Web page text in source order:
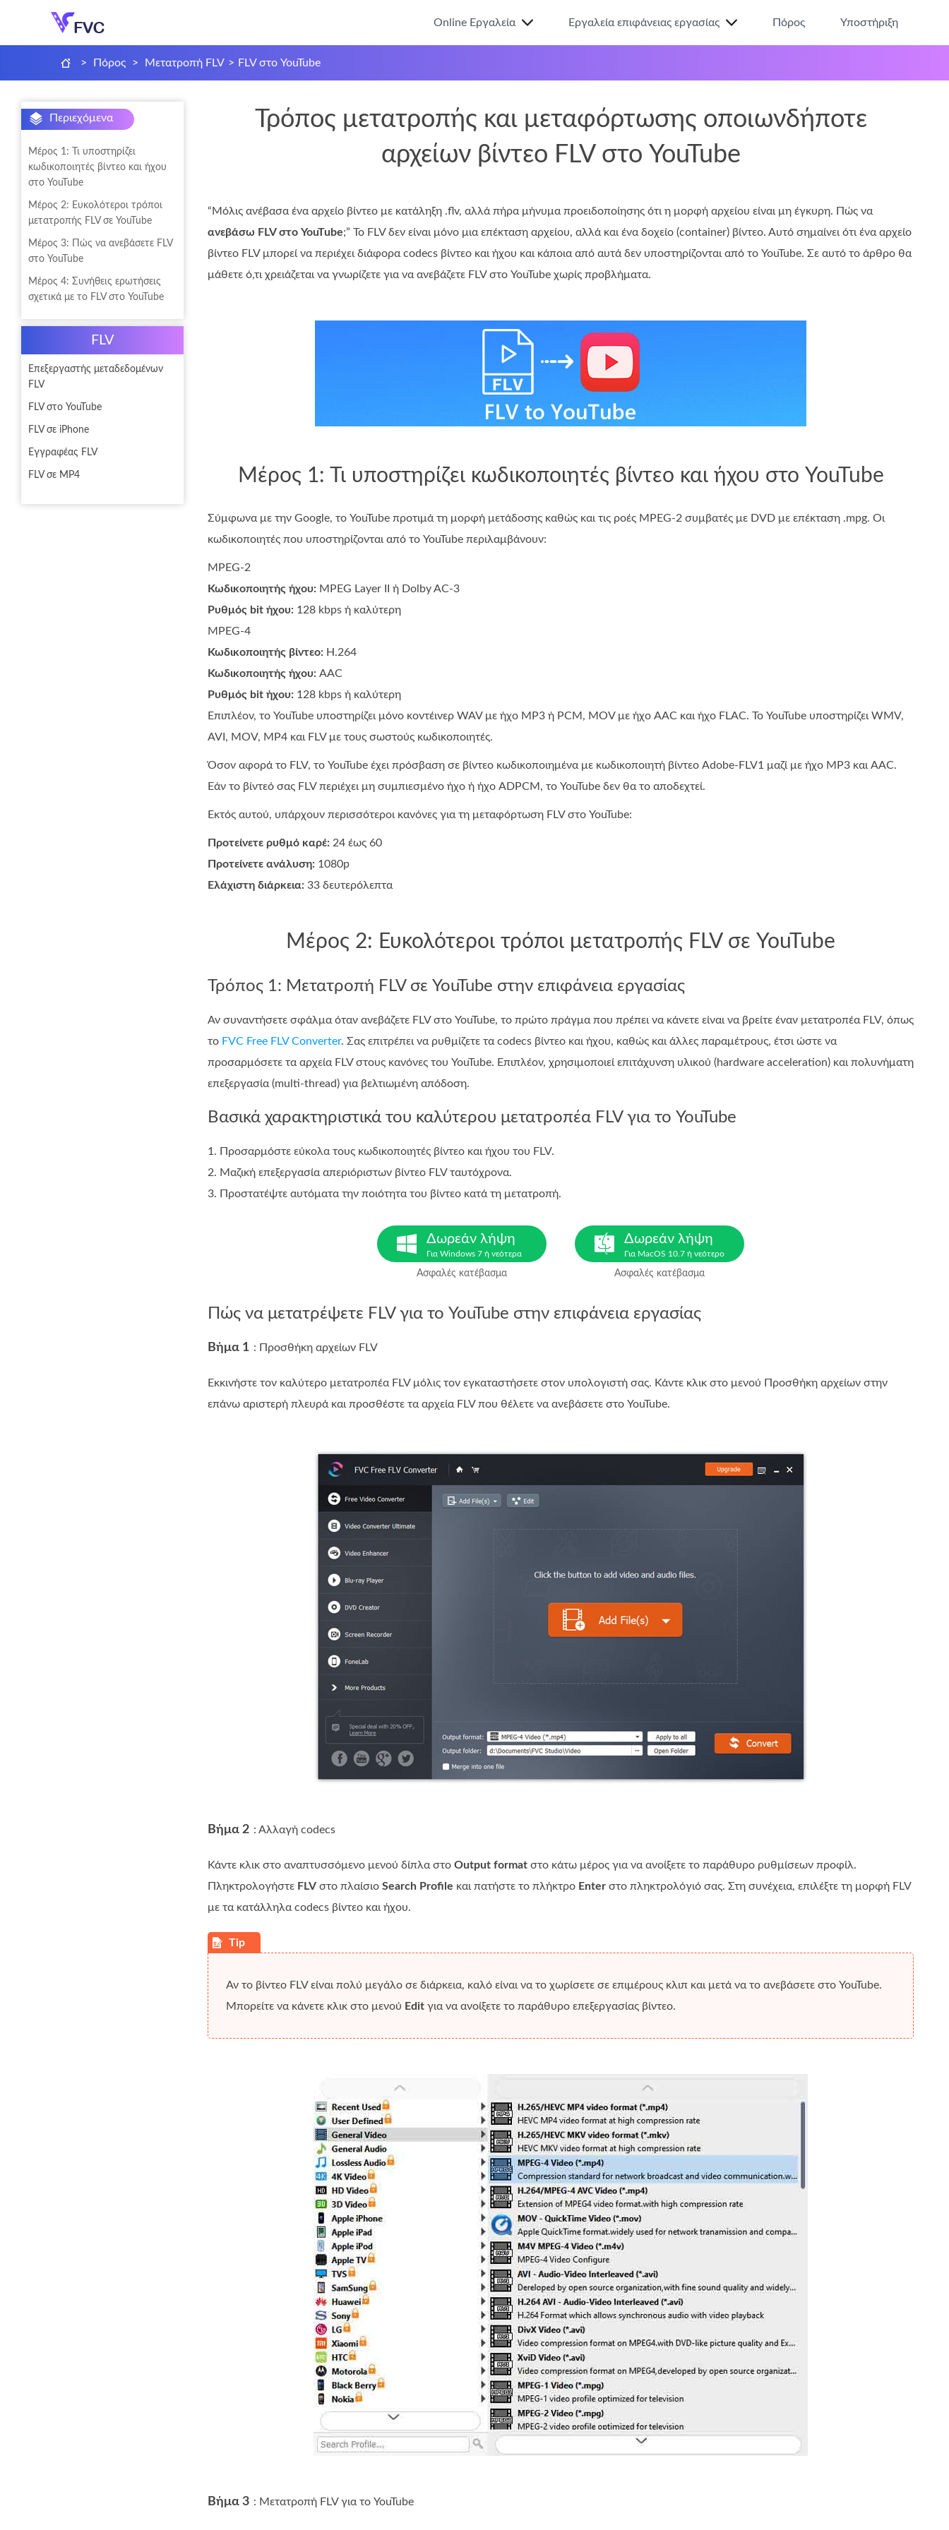
Online Εργαλεία Εργαλεία επιφάνειας εργασίας Πόρος Υποστήριξη
> Πόρος > Μετατροπή FLV > FLV στο YouTube
Περιεχόμενα
Μέρος 1: Τι υποστηρίζει
κωδικοποιητές βίντεο και ήχου
στο YouTube
Μέρος 2: Ευκολότεροι τρόποι
μετατροπής FLV σε YouTube
Μέρος 3: Πώς να ανεβάσετε FLV
στο YouTube
Μέρος 4: Συνήθεις ερωτήσεις
σχετικά με το FLV στο YouTube
FLV
Επεξεργαστής μεταδεδομένων
FLV
FLV στο YouTube
FLV σε iPhone
Εγγραφέας FLV
FLV σε MP4
Τρόπος μετατροπής και μεταφόρτωσης οποιωνδήποτε
αρχείων βίντεο FLV στο YouTube
“Μόλις ανέβασα ένα αρχείο βίντεο με κατάληξη .flv, αλλά πήρα μήνυμα προειδοποίησης ότι η μορφή αρχείου είναι μη έγκυρη. Πώς να
ανεβάσω FLV στο YouTube;” Το FLV δεν είναι μόνο μια επέκταση αρχείου, αλλά και ένα δοχείο (container) βίντεο. Αυτό σημαίνει ότι ένα αρχείο
βίντεο FLV μπορεί να περιέχει διάφορα codecs βίντεο και ήχου και κάποια από αυτά δεν υποστηρίζονται από το YouTube. Σε αυτό το άρθρο θα
μάθετε ό,τι χρειάζεται να γνωρίζετε για να ανεβάζετε FLV στο YouTube χωρίς προβλήματα.
Μέρος 1: Τι υποστηρίζει κωδικοποιητές βίντεο και ήχου στο YouTube
Σύμφωνα με την Google, το YouTube προτιμά τη μορφή μετάδοσης καθώς και τις ροές MPEG-2 συμβατές με DVD με επέκταση .mpg. Οι
κωδικοποιητές που υποστηρίζονται από το YouTube περιλαμβάνουν:
MPEG-2
Κωδικοποιητής ήχου: MPEG Layer II ή Dolby AC-3
Ρυθμός bit ήχου: 128 kbps ή καλύτερη
MPEG-4
Κωδικοποιητής βίντεο: Η.264
Κωδικοποιητής ήχου: AAC
Ρυθμός bit ήχου: 128 kbps ή καλύτερη
Επιπλέον, το YouTube υποστηρίζει μόνο κοντέινερ WAV με ήχο MP3 ή PCM, MOV με ήχο AAC και ήχο FLAC. Το YouTube υποστηρίζει WMV,
AVI, MOV, MP4 και FLV με τους σωστούς κωδικοποιητές.
Όσον αφορά το FLV, το YouTube έχει πρόσβαση σε βίντεο κωδικοποιημένα με κωδικοποιητή βίντεο Adobe-FLV1 μαζί με ήχο MP3 και AAC.
Εάν το βίντεό σας FLV περιέχει μη συμπιεσμένο ήχο ή ήχο ADPCM, το YouTube δεν θα το αποδεχτεί.
Εκτός αυτού, υπάρχουν περισσότεροι κανόνες για τη μεταφόρτωση FLV στο YouTube:
Προτείνετε ρυθμό καρέ: 24 έως 60
Προτείνετε ανάλυση: 1080p
Ελάχιστη διάρκεια: 33 δευτερόλεπτα
Μέρος 2: Ευκολότεροι τρόποι μετατροπής FLV σε YouTube
Τρόπος 1: Μετατροπή FLV σε YouTube στην επιφάνεια εργασίας
Αν συναντήσετε σφάλμα όταν ανεβάζετε FLV στο YouTube, το πρώτο πράγμα που πρέπει να κάνετε είναι να βρείτε έναν μετατροπέα FLV, όπως
το FVC Free FLV Converter. Σας επιτρέπει να ρυθμίζετε τα codecs βίντεο και ήχου, καθώς και άλλες παραμέτρους, έτσι ώστε να
προσαρμόσετε τα αρχεία FLV στους κανόνες του YouTube. Επιπλέον, χρησιμοποιεί επιτάχυνση υλικού (hardware acceleration) και πολυνήματη
επεξεργασία (multi-thread) για βελτιωμένη απόδοση.
Βασικά χαρακτηριστικά του καλύτερου μετατροπέα FLV για το YouTube
1. Προσαρμόστε εύκολα τους κωδικοποιητές βίντεο και ήχου του FLV.
2. Μαζική επεξεργασία απεριόριστων βίντεο FLV ταυτόχρονα.
3. Προστατέψτε αυτόματα την ποιότητα του βίντεο κατά τη μετατροπή.
Δωρεάν λήψη
Για Windows 7 ή νεότερα
Ασφαλές κατέβασμα
Δωρεάν λήψη
Για MacOS 10.7 ή νεότερο
Ασφαλές κατέβασμα
Πώς να μετατρέψετε FLV για το YouTube στην επιφάνεια εργασίας
Βήμα 1 : Προσθήκη αρχείων FLV
Εκκινήστε τον καλύτερο μετατροπέα FLV μόλις τον εγκαταστήσετε στον υπολογιστή σας. Κάντε κλικ στο μενού Προσθήκη αρχείων στην
επάνω αριστερή πλευρά και προσθέστε τα αρχεία FLV που θέλετε να ανεβάσετε στο YouTube.
Βήμα 2 : Αλλαγή codecs
Κάντε κλικ στο αναπτυσσόμενο μενού δίπλα στο Output format στο κάτω μέρος για να ανοίξετε το παράθυρο ρυθμίσεων προφίλ.
Πληκτρολογήστε FLV στο πλαίσιο Search Profile και πατήστε το πλήκτρο Enter στο πληκτρολόγιό σας. Στη συνέχεια, επιλέξτε τη μορφή FLV
με τα κατάλληλα codecs βίντεο και ήχου.
Αν το βίντεο FLV είναι πολύ μεγάλο σε διάρκεια, καλό είναι να το χωρίσετε σε επιμέρους κλιπ και μετά να το ανεβάσετε στο YouTube.
Μπορείτε να κάνετε κλικ στο μενού Edit για να ανοίξετε το παράθυρο επεξεργασίας βίντεο.
Βήμα 3 : Μετατροπή FLV για το YouTube